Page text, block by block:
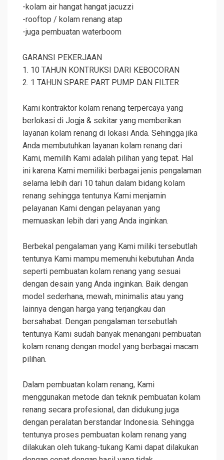
-kolam air hangat hangat jacuzzi
-rooftop / kolam renang atap
-juga pembuatan waterboom
GARANSI PEKERJAAN
1. 10 TAHUN KONTRUKSI DARI KEBOCORAN
2. 1 TAHUN SPARE PART PUMP DAN FILTER
Kami kontraktor kolam renang terpercaya yang
berlokasi di Jogja & sekitar yang memberikan
layanan kolam renang di lokasi Anda. Sehingga jika
Anda membutuhkan layanan kolam renang dari
Kami, memilih Kami adalah pilihan yang tepat. Hal
ini karena Kami memiliki berbagai jenis pengalaman
selama lebih dari 10 tahun dalam bidang kolam
renang sehingga tentunya Kami menjamin
pelayanan Kami dengan pelayanan yang
memuaskan lebih dari yang Anda inginkan.
Berbekal pengalaman yang Kami miliki tersebutlah
tentunya Kami mampu memenuhi kebutuhan Anda
seperti pembuatan kolam renang yang sesuai
dengan desain yang Anda inginkan. Baik dengan
model sederhana, mewah, minimalis atau yang
lainnya dengan harga yang terjangkau dan
bersahabat. Dengan pengalaman tersebutlah
tentunya Kami sudah banyak menangani pembuatan
kolam renang dengan model yang berbagai macam
pilihan.
Dalam pembuatan kolam renang, Kami
menggunakan metode dan teknik pembuatan kolam
renang secara profesional, dan didukung juga
dengan peralatan berstandar Indonesia. Sehingga
tentunya proses pembuatan kolam renang yang
dilakukan oleh tukang-tukang Kami dapat dilakukan